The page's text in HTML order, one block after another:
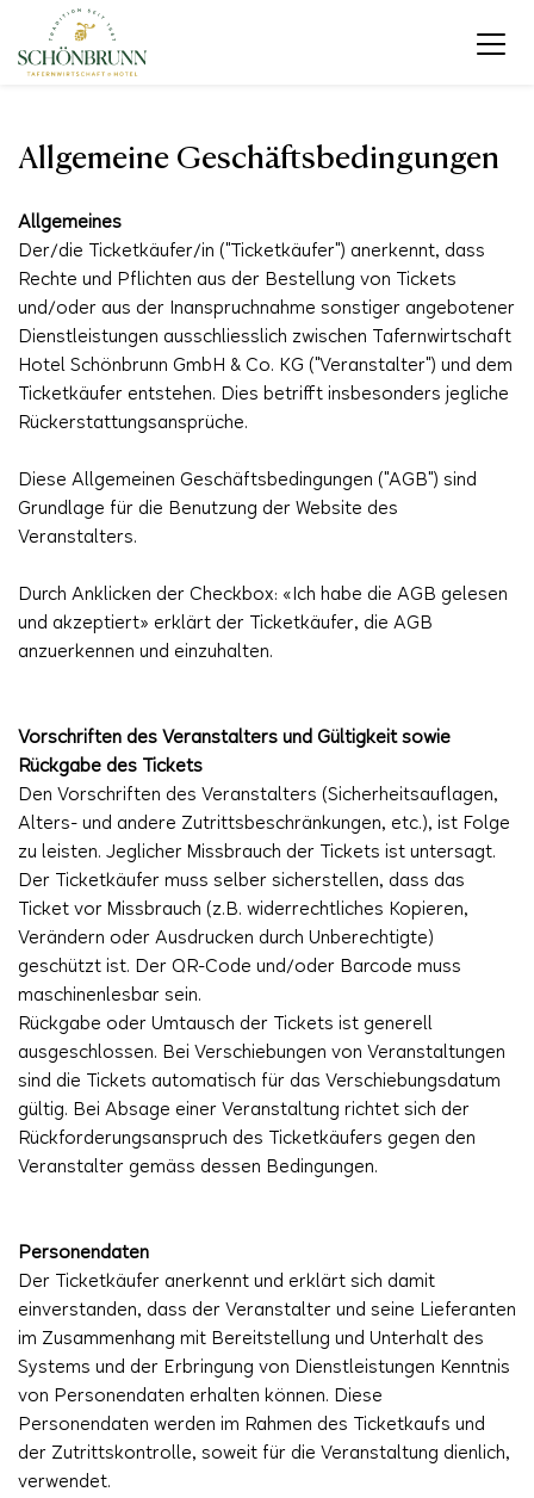
Allgemeine Geschäftsbedingungen
Allgemeines
Der/die Ticketkäufer/in ("Ticketkäufer") anerkennt, dass
Rechte und Pflichten aus der Bestellung von Tickets
und/oder aus der Inanspruchnahme sonstiger angebotener
Dienstleistungen ausschliesslich zwischen Tafernwirtschaft
Hotel Schönbrunn GmbH & Co. KG ("Veranstalter") und dem
Ticketkäufer entstehen. Dies betrifft insbesonders jegliche
Rückerstattungsansprüche.
Diese Allgemeinen Geschäftsbedingungen ("AGB") sind
Grundlage für die Benutzung der Website des
Veranstalters.
Durch Anklicken der Checkbox: «Ich habe die AGB gelesen
und akzeptiert» erklärt der Ticketkäufer, die AGB
anzuerkennen und einzuhalten.
Vorschriften des Veranstalters und Gültigkeit sowie
Rückgabe des Tickets
Den Vorschriften des Veranstalters (Sicherheitsauflagen,
Alters- und andere Zutrittsbeschränkungen, etc.), ist Folge
zu leisten. Jeglicher Missbrauch der Tickets ist untersagt.
Der Ticketkäufer muss selber sicherstellen, dass das
Ticket vor Missbrauch (z.B. widerrechtliches Kopieren,
Verändern oder Ausdrucken durch Unberechtigte)
geschützt ist. Der QR-Code und/oder Barcode muss
maschinenlesbar sein.
Rückgabe oder Umtausch der Tickets ist generell
ausgeschlossen. Bei Verschiebungen von Veranstaltungen
sind die Tickets automatisch für das Verschiebungsdatum
gültig. Bei Absage einer Veranstaltung richtet sich der
Rückforderungsanspruch des Ticketkäufers gegen den
Veranstalter gemäss dessen Bedingungen.
Personendaten
Der Ticketkäufer anerkennt und erklärt sich damit
einverstanden, dass der Veranstalter und seine Lieferanten
im Zusammenhang mit Bereitstellung und Unterhalt des
Systems und der Erbringung von Dienstleistungen Kenntnis
von Personendaten erhalten können. Diese
Personendaten werden im Rahmen des Ticketkaufs und
der Zutrittskontrolle, soweit für die Veranstaltung dienlich,
verwendet.